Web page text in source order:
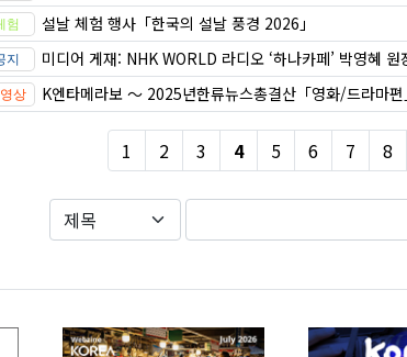
설날 체험 행사「한국의 설날 풍경 2026」
미디어 게재: NHK WORLD 라디오 ‘하나카페’ 박영혜 원
K엔타메라보 ～ 2025년한류뉴스총결산「영화/드라마
1 2 3 4 5 6 7 8